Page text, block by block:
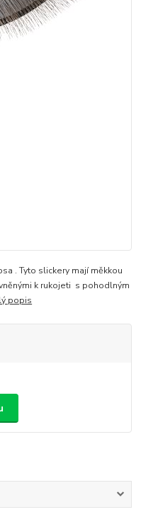
. Tyto slickery mají měkkou
k rukojeti s pohodlným
popis